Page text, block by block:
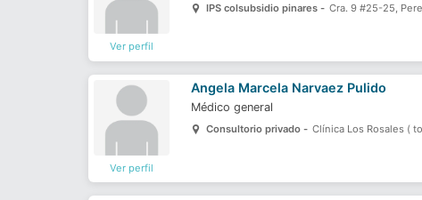
Ver perfil
IPS colsubsidio pinares - Cra. 9 #25-25,
Ver perfil
Angela Marcela Narvaez Pulido
Médico general
Consultorio privado - Clínica Los Rosales (